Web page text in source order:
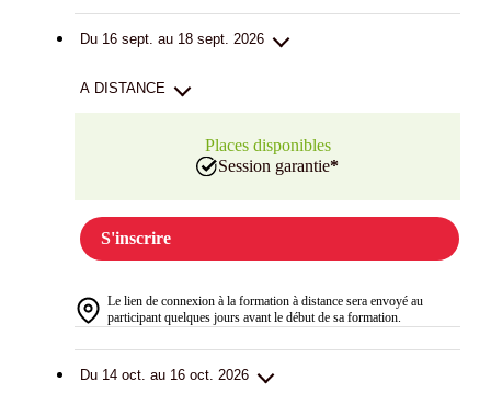
Du 16 sept. au 18 sept. 2026
A DISTANCE
Places disponibles
Session garantie*
S'inscrire
Le lien de connexion à la formation à distance sera envoyé au
participant quelques jours avant le début de sa formation.
Du 14 oct. au 16 oct. 2026